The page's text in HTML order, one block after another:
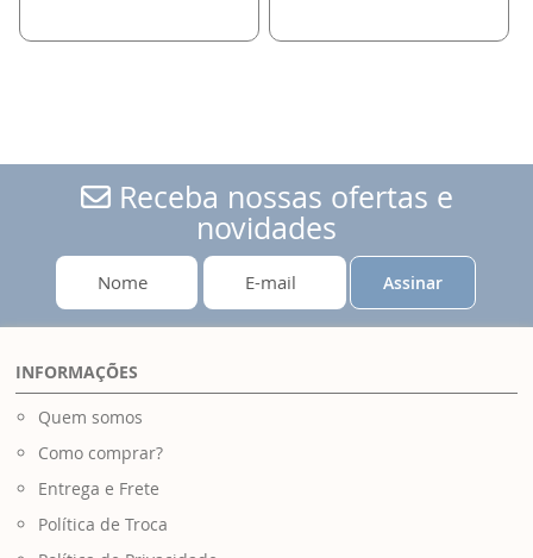
Receba nossas ofertas e
novidades
Assinar
INFORMAÇÕES
Quem somos
Como comprar?
Entrega e Frete
Política de Troca